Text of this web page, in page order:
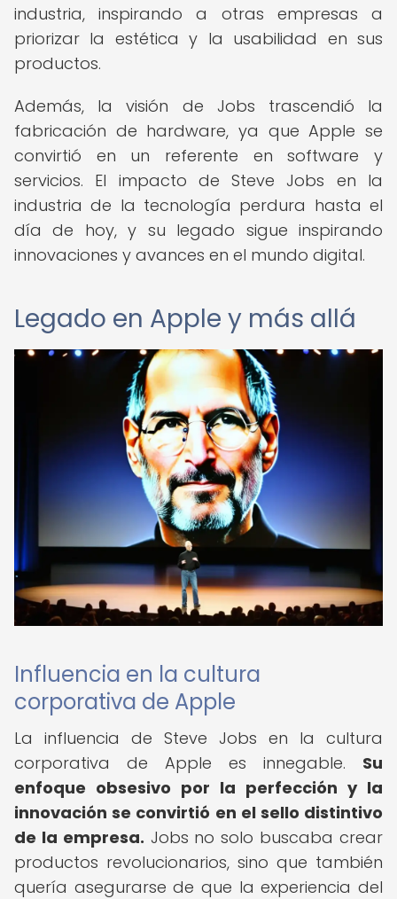
industria, inspirando a otras empresas a
priorizar la estética y la usabilidad en sus
productos.
Además, la visión de Jobs trascendió la
fabricación de hardware, ya que Apple se
convirtió en un referente en software y
servicios. El impacto de Steve Jobs en la
industria de la tecnología perdura hasta el
día de hoy, y su legado sigue inspirando
innovaciones y avances en el mundo digital.
Legado en Apple y más allá
Influencia en la cultura
corporativa de Apple
La influencia de Steve Jobs en la cultura
corporativa de Apple es innegable. Su
enfoque obsesivo por la perfección y la
innovación se convirtió en el sello distintivo
de la empresa. Jobs no solo buscaba crear
productos revolucionarios, sino que también
quería asegurarse de que la experiencia del